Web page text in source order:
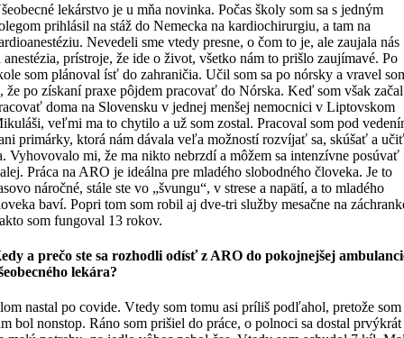
lekárstvo je u mňa novinka. Počas školy som sa s jedným
prihlásil na stáž do Nemecka na kardiochirurgiu, a tam na
Nevedeli sme vtedy presne, o čom to je, ale zaujala nás
anestézia, prístroje, že ide o život, všetko nám to prišlo zaujímavé. Po
som plánoval ísť do zahraničia. Učil som sa po nórsky a vravel
že po získaní praxe pôjdem pracovať do Nórska. Keď som však začal
doma na Slovensku v jednej menšej nemocnici v Liptovskom
veľmi ma to chytilo a už som zostal. Pracoval som pod
primárky, ktorá nám dávala veľa možností rozvíjať sa, skúšať a
Vyhovovalo mi, že ma nikto nebrzdí a môžem sa intenzívne posúvať
Práca na ARO je ideálna pre mladého slobodného človeka. Je to
náročné, stále ste vo „švungu“, v strese a napätí, a to mladého
baví. Popri tom som robil aj dve-tri služby mesačne na
som fungoval 13 rokov.
a prečo ste sa rozhodli odísť z ARO do pokojnejšej
lekára?
nastal po covide. Vtedy som tomu asi príliš podľahol, pretože som
bol nonstop. Ráno som prišiel do práce, o polnoci sa dostal prvýkrát